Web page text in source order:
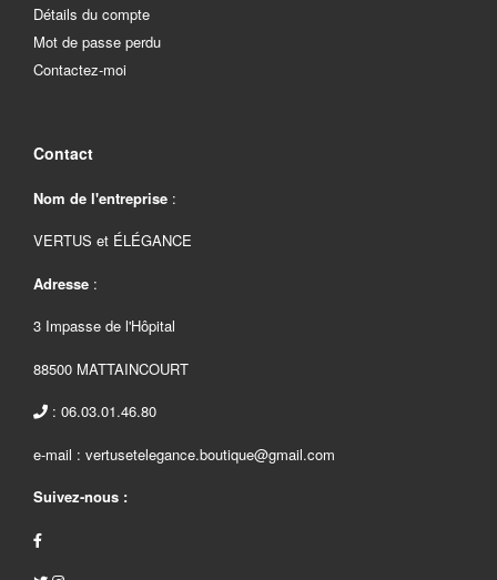
Détails du compte
Mot de passe perdu
Contactez-moi
Contact
Nom de l'entreprise :
VERTUS et ÉLÉGANCE
Adresse :
3 Impasse de l'Hôpital
88500 MATTAINCOURT
: 06.03.01.46.80
e-mail : vertusetelegance.boutique@gmail.com
Suivez-nous :